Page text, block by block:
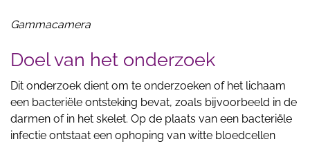
Gammacamera
Doel van het onderzoek
Dit onderzoek dient om te onderzoeken of het lichaam
een bacteriële ontsteking bevat, zoals bijvoorbeeld in de
darmen of in het skelet. Op de plaats van een bacteriële
infectie ontstaat een ophoping van witte bloedcellen